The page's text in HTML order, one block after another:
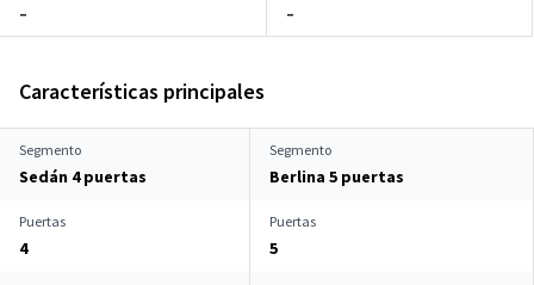
–
–
Características principales
Segmento
Sedán 4 puertas
Segmento
Berlina 5 puertas
Puertas
4
Puertas
5